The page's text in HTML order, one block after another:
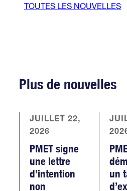
TOUTES LES NOUVELLES
Plus de nouvelles
JUILLET 22,
2026
PMET signe
une lettre
d’intention
non
un